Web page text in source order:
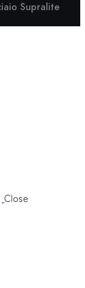
Supralite
Close